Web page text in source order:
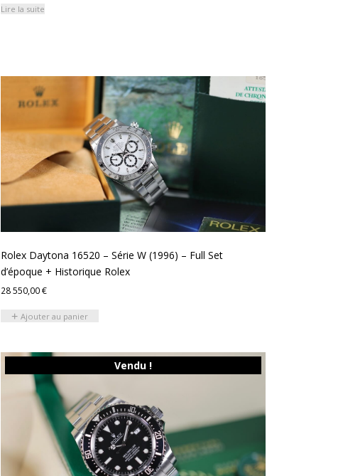
Lire la suite
Rolex Daytona 16520 – Série W (1996) – Full Set
d’époque + Historique Rolex
28 550,00€
Ajouter au panier
Vendu !